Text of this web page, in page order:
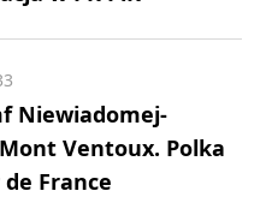
Niewiadomej-
Ventoux. Polka
France